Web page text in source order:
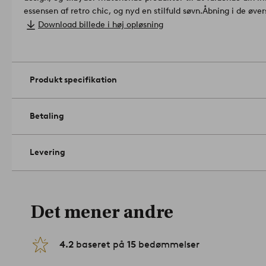
essensen af retro chic, og nyd en stilfuld søvn.Åbning i de
gøre det lettere at trække dynebetrækket over dynen.
Lukning: konvolutlukning.
Trådtæthed: 144.0 TC. (Trådtætheden angiver antal tråde,
medium varme. Strygning ved høj temperatur. Maks.
Download billede i høj opløsning
Produkt specifikation
Betaling
Levering
Det mener andre
4.2 baseret på 15 bedømmelser